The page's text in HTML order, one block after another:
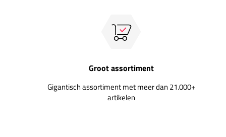
Groot assortiment
Gigantisch assortiment met meer dan 21.000+
artikelen